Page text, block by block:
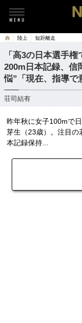
陸上 短距離走
「高3の日本選手
200m日本記録、信
悩”「現在、指導で
荘司結有
昨年秋に女子100mで
芽生（23歳）。注目の
本記録保持...